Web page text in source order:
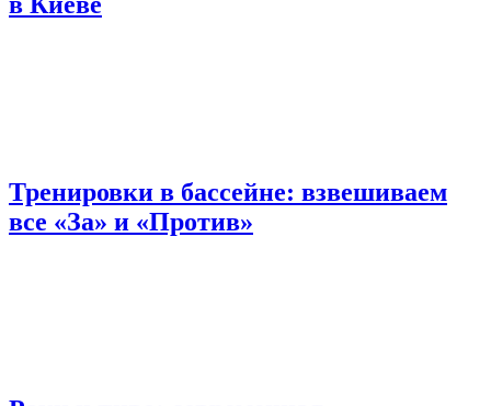
Тренировки в бассейне: взвешиваем
все «За» и «Против»